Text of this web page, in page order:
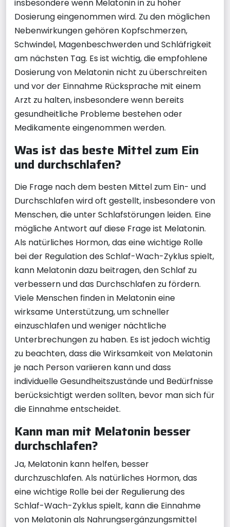
insbesondere wenn Melatonin in zu hoher
Dosierung eingenommen wird. Zu den möglichen
Nebenwirkungen gehören Kopfschmerzen,
Schwindel, Magenbeschwerden und Schläfrigkeit
am nächsten Tag. Es ist wichtig, die empfohlene
Dosierung von Melatonin nicht zu überschreiten
und vor der Einnahme Rücksprache mit einem
Arzt zu halten, insbesondere wenn bereits
gesundheitliche Probleme bestehen oder
Medikamente eingenommen werden.
Was ist das beste Mittel zum Ein
und durchschlafen?
Die Frage nach dem besten Mittel zum Ein- und
Durchschlafen wird oft gestellt, insbesondere von
Menschen, die unter Schlafstörungen leiden. Eine
mögliche Antwort auf diese Frage ist Melatonin.
Als natürliches Hormon, das eine wichtige Rolle
bei der Regulation des Schlaf-Wach-Zyklus spielt,
kann Melatonin dazu beitragen, den Schlaf zu
verbessern und das Durchschlafen zu fördern.
Viele Menschen finden in Melatonin eine
wirksame Unterstützung, um schneller
einzuschlafen und weniger nächtliche
Unterbrechungen zu haben. Es ist jedoch wichtig
zu beachten, dass die Wirksamkeit von Melatonin
je nach Person variieren kann und dass
individuelle Gesundheitszustände und Bedürfnisse
berücksichtigt werden sollten, bevor man sich für
die Einnahme entscheidet.
Kann man mit Melatonin besser
durchschlafen?
Ja, Melatonin kann helfen, besser
durchzuschlafen. Als natürliches Hormon, das
eine wichtige Rolle bei der Regulierung des
Schlaf-Wach-Zyklus spielt, kann die Einnahme
von Melatonin als Nahrungsergänzungsmittel